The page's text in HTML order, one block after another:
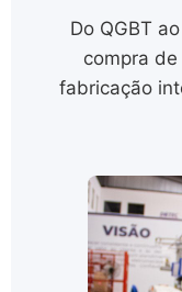
Do QGBT
compra
fabricação